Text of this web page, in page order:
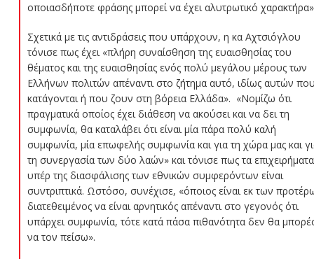
οποιασδήποτε φράσης μπορεί να έχει αλυτρωτικό
Σχετικά με τις αντιδράσεις που υπάρχουν, η κα Αχτσιόγλου
τόνισε πως έχει «πλήρη συναίσθηση της ευαισθησίας του
θέματος και της ευαισθησίας ενός πολύ μεγάλου μέρους των
Ελλήνων πολιτών απέναντι στο ζήτημα αυτό, ιδίως αυτών
κατάγονται ή που ζουν στη βόρεια Ελλάδα». «Νομίζω ότι
πραγματικά οποίος έχει διάθεση να ακούσει και να δει τη
συμφωνία, θα καταλάβει ότι είναι μία πάρα πολύ καλή
συμφωνία, μία επωφελής συμφωνία και για τη χώρα μας και
τη συνεργασία των δύο λαών» και τόνισε πως τα επιχειρήματα
υπέρ της διασφάλισης των εθνικών συμφερόντων είναι
συντριπτικά. Ωστόσο, συνέχισε, «όποιος είναι εκ των
διατεθειμένος να είναι αρνητικός απέναντι στο γεγονός ότι
υπάρχει συμφωνία, τότε κατά πάσα πιθανότητα δεν θα
να τον πείσω».